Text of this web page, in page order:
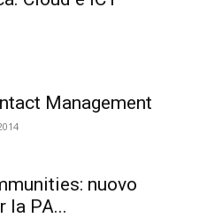
Management
nuovo
la PA...